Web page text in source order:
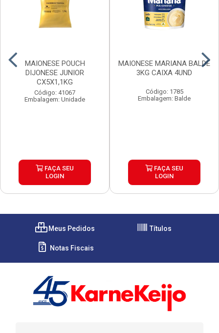
MAIONESE POUCH
DIJONESE JUNIOR
CX5X1,1KG
Código: 41067
Embalagem: Unidade
FAÇA SEU
LOGIN
MAIONESE MARIANA BALDE
3KG CAIXA 4UND
Código: 1785
Embalagem: Balde
FAÇA SEU
LOGIN
Meus Pedidos Títulos
Notas Fiscais